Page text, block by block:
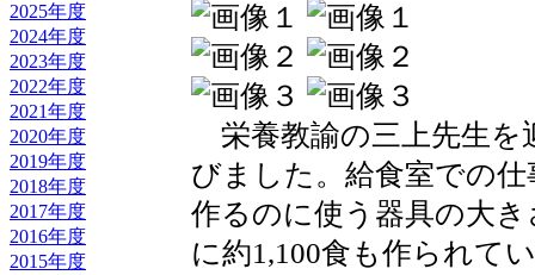
2025年度
2024年度
2023年度
2022年度
2021年度
2020年度
2019年度
2018年度
2017年度
2016年度
2015年度
栄養教諭の三上先生を
びました。給食室での
作るのに使う器具の大
に約1,100食も作られて